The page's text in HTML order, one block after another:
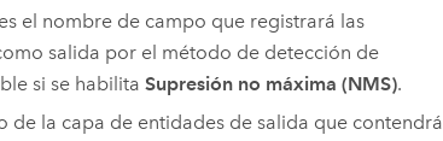
es el nombre de campo que registrará las
salida por el método de detección de
si se habilita Supresión no máxima (NMS).
de la capa de entidades de salida que contendrá